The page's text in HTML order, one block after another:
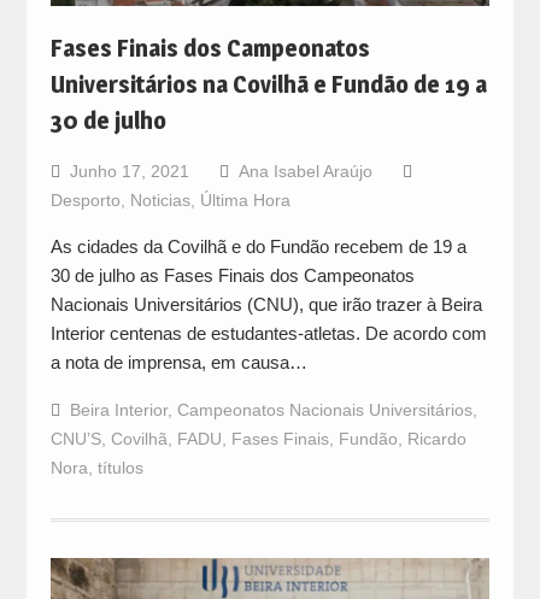
Fases Finais dos Campeonatos
Universitários na Covilhã e Fundão de 19 a
30 de julho
Junho 17, 2021
Ana Isabel Araújo
Desporto
Noticias, Última Hora
As cidades da Covilhã e do Fundão recebem de 19 a
30 de julho as Fases Finais dos Campeonatos
Nacionais Universitários (CNU), que irão trazer à Beira
Interior centenas de estudantes-atletas. De acordo com
a nota de imprensa, em causa…
Beira Interior, Campeonatos Nacionais Universitários,
CNU’S, Covilhã FADU Fases Finais, Fundão
Ricardo
Nora títulos